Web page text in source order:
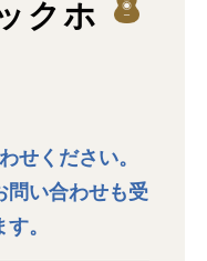
クホ
せください。
問い合わせも受
。